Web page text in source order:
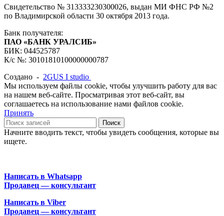
Свидетельство № 313333230300026, выдан МИ ФНС РФ №2
по Владимирской области 30 октября 2013 года.
Банк получателя:
ПАО «БАНК УРАЛСИБ»
БИК: 044525787
К/с №: 30101810100000000787
Создано - 2GUS I studio
Мы используем файлы cookie, чтобы улучшить работу для вас
на нашем веб-сайте. Просматривая этот веб-сайт, вы
соглашаетесь на использование нами файлов cookie.
Принять
Поиск
Начните вводить текст, чтобы увидеть сообщения, которые вы
ищете.
Написать в Whatsapp
Продавец — консультант
Написать в Viber
Продавец — консультант